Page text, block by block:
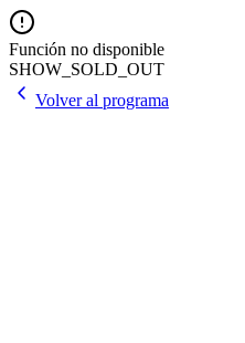
Función no disponible
SHOW_SOLD_OUT
Volver al programa